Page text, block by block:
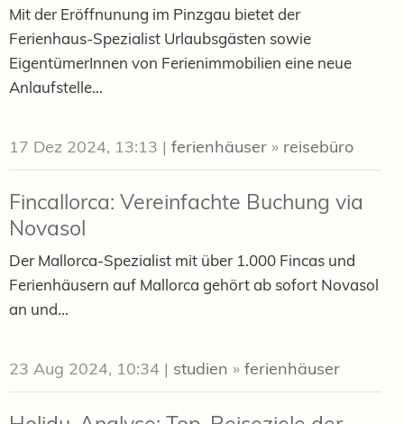
Mit der Eröffnunung im Pinzgau bietet der
Ferienhaus-Spezialist Urlaubsgästen sowie
EigentümerInnen von Ferienimmobilien eine neue
Anlaufstelle...
17 Dez 2024, 13:13 | ferienhäuser » reisebüro
Fincallorca: Vereinfachte Buchung via
Novasol
Der Mallorca-Spezialist mit über 1.000 Fincas und
Ferienhäusern auf Mallorca gehört ab sofort Novasol
an und...
23 Aug 2024, 10:34 | studien » ferienhäuser